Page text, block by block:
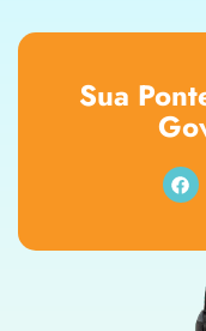
Sua